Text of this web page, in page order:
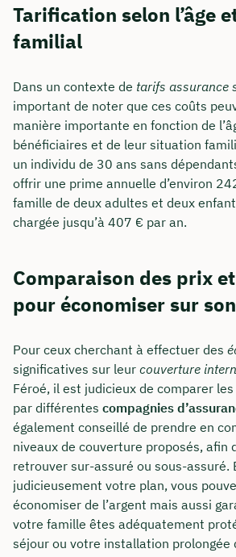
Tarification selon l’âge
familial
Dans un contexte de tarifs assurance
important de noter que ces coûts
manière importante en fonction de
bénéficiaires et de leur situation
un individu de 30 ans sans
offrir une prime annuelle d’environ
famille de deux adultes et deux
chargée jusqu’à 407 € par an.
Comparaison des prix
pour économiser sur
Pour ceux cherchant à effectuer des
significatives sur leur couverture
Féroé, il est judicieux de comparer
par différentes compagnies
également conseillé de prendre en
niveaux de couverture proposés, afin
retrouver sur-assuré ou sous-assuré.
judicieusement votre plan, vous
économiser de l’argent mais aussi
votre famille êtes adéquatement
séjour ou votre installation prolongée